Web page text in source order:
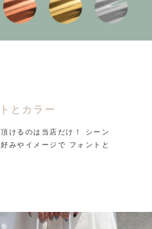
とカラー
けるのは当店だけ！
シーン
みやイメージで フォントと